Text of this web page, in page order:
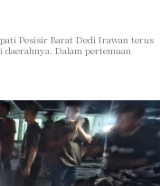
Pesisir Barat Dedi Irawan terus
Dalam pertemuan